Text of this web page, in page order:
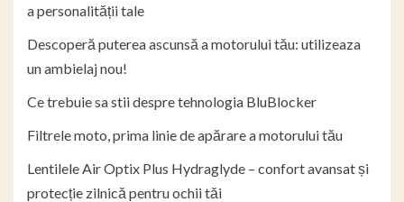
a personalității tale
Descoperă puterea ascunsă a motorului tău: utilizeaza
un ambielaj nou!
Ce trebuie sa stii despre tehnologia BluBlocker
Filtrele moto, prima linie de apărare a motorului tău
Lentilele Air Optix Plus Hydraglyde – confort avansat și
protecție zilnică pentru ochii tăi